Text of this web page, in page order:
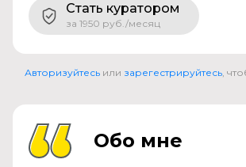
Стать куратором
за 1950 руб./месяц
Авторизуйтесь или зарегестрируйтесь,
Обо мне